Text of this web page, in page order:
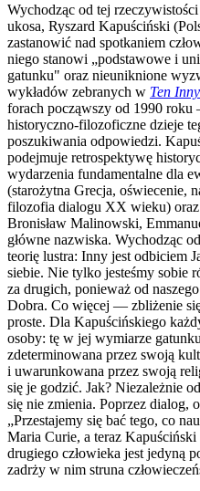
Wychodząc od tej
ukosa, Ryszard Kapuściński
zastanowić nad spotkaniem
niego stanowi „podstawowe i
gatunku" oraz nieuniknione
wykładów zebranych w Ten Inny
forach począwszy od 1990
historyczno-filozoficzne dzieje
poszukiwania odpowiedzi.
podejmuje retrospektywę
wydarzenia fundamentalne dla
(starożytna Grecja, oświecenie,
filozofia dialogu XX wieku)
Bronisław Malinowski,
główne nazwiska. Wychodząc
teorię lustra: Inny jest odbiciem
siebie. Nie tylko jesteśmy sobie
za drugich, ponieważ od
Dobra. Co więcej — zbliżenie
proste. Dla Kapuścińskiego
osoby: tę w jej wymiarze
zdeterminowana przez swoją
i uwarunkowana przez swoją
się je godzić. Jak? Niezależnie
się nie zmienia. Poprzez dialog,
„Przestajemy się bać tego, co
Maria Curie, a teraz
drugiego człowieka jest jedyną
zadrży w nim struna